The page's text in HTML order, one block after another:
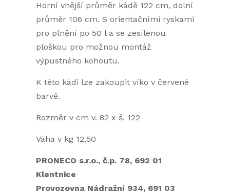
Horní vnější průměr kádě 122 cm, dolní
průměr 106 cm. S orientačními ryskami
pro plnění po 50 l a se zesílenou
ploškou pro možnou montáž
výpustného kohoutu.
K této kádi lze zakoupit víko v červené
barvě.
Rozměr v cm v. 82 x š. 122
Váha v kg 12,50
PRONECO s.r.o., č.p. 78, 692 01
Klentnice
Provozovna Nádražní 934, 691 03